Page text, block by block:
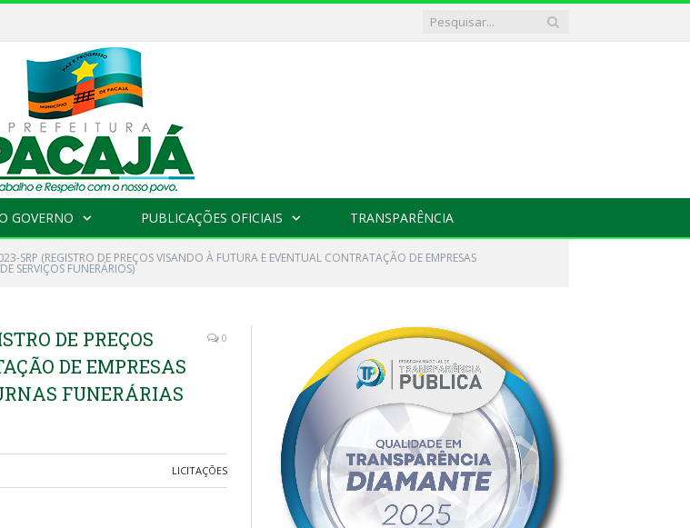
GOVERNO PUBLICAÇÕES OFICIAIS TRANSPARÊNCIA
SRP (REGISTRO DE PREÇOS VISANDO À FUTURA E EVENTUAL CONTRATAÇÃO DE EMPRESAS
SERVIÇOS FUNERÁRIOS)
DE PREÇOS
DE EMPRESAS
FUNERÁRIAS
0
LICITAÇÕES